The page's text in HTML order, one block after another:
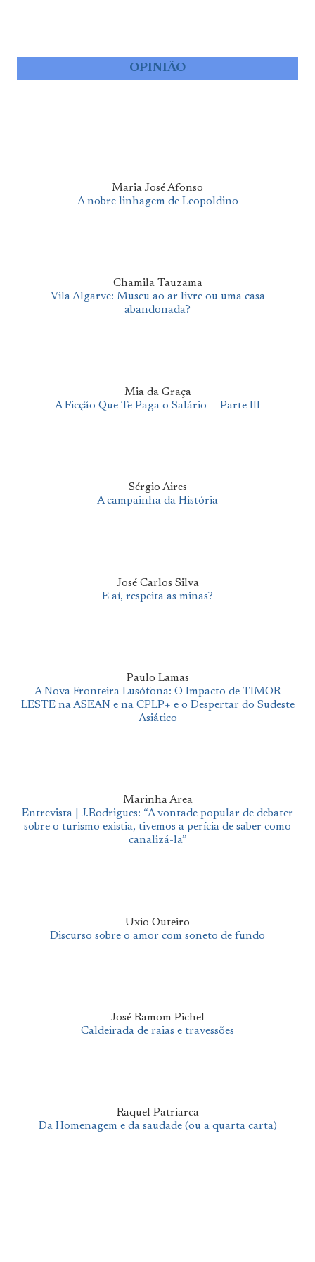
OPINIÃO
Maria José Afonso
A nobre linhagem de Leopoldino
Chamila Tauzama
Vila Algarve: Museu ao ar livre ou uma casa
abandonada?
Mia da Graça
A Ficção Que Te Paga o Salário — Parte III
Sérgio Aires
A campainha da História
José Carlos Silva
E aí, respeita as minas?
Paulo Lamas
A Nova Fronteira Lusófona: O Impacto de TIMOR
LESTE na ASEAN e na CPLP+ e o Despertar do Sudeste
Asiático
Marinha Area
Entrevista | J.Rodrigues: “A vontade popular de debater
sobre o turismo existia, tivemos a perícia de saber como
canalizá-la”
Uxio Outeiro
Discurso sobre o amor com soneto de fundo
José Ramom Pichel
Caldeirada de raias e travessões
Raquel Patriarca
Da Homenagem e da saudade (ou a quarta carta)